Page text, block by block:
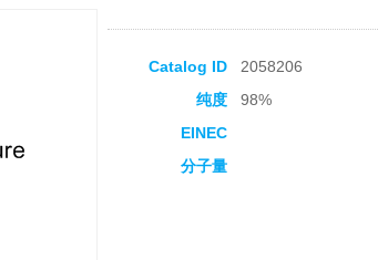
Catalog ID 2058206
纯度
98%
EINEC
分子量